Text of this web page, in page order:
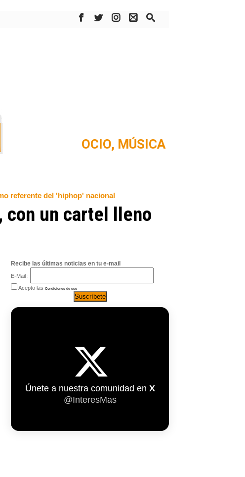
OCIO, MÚSICA
referente del 'hiphop' nacional
con un cartel lleno
Recibe las últimas noticias en tu e-mail
E-Mail :
Acepto las Condiciones de uso
Únete a nuestra comunidad en X
@InteresMas